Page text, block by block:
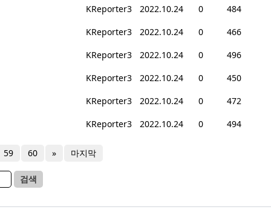
KReporter3
2022.10.24 0
484
KReporter3
2022.10.24 0
466
KReporter3
2022.10.24 0
496
KReporter3
2022.10.24 0
450
KReporter3
2022.10.24 0
472
KReporter3
2022.10.24 0 494
59 60 » 마지막
검색